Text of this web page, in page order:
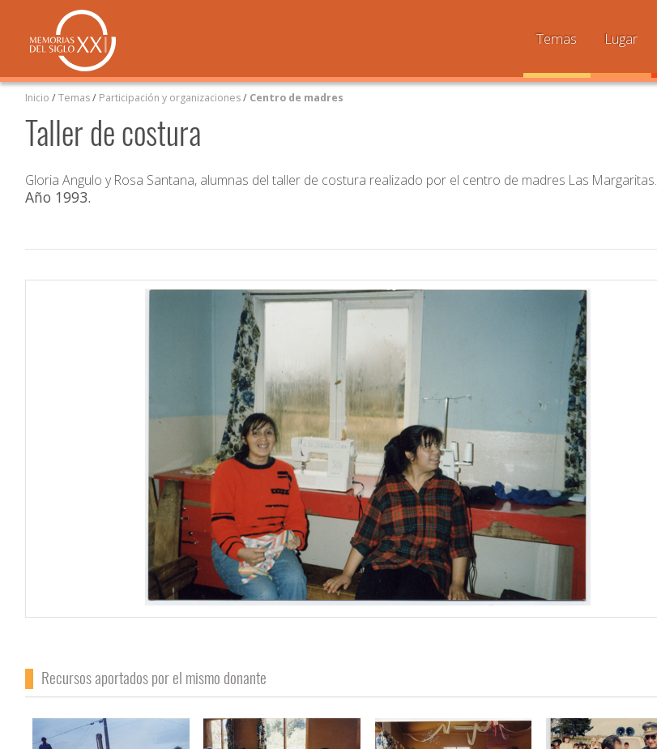
Temas Lugar
Inicio /Temas/ Participación y organizaciones/ Centro de madres
Taller de costura
Gloria Angulo y Rosa Santana, alumnas del taller de costura realizado por el centro de madres Las Margaritas.
Año 1993.
Recursos aportados por el mismo donante